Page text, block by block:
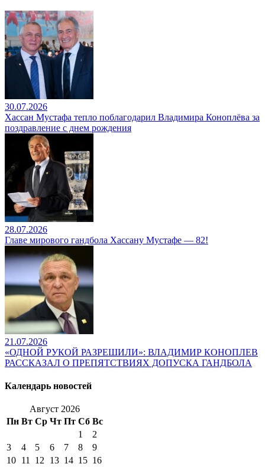
30.07.2026
Хассан Мустафа тепло поблагодарил Владимира Коноплёва за
поздравление с днем рождения
28.07.2026
Главе мирового гандбола Хассану Мустафе — 82!
21.07.2026
«ОДНОЙ РУКОЙ РАЗРЕШИЛИ»: ВЛАДИМИР КОНОПЛЕВ
РАССКАЗАЛ О ПРЕПЯТСТВИЯХ ДОПУСКА ГАНДБОЛА
Календарь новостей
Август 2026
Пн Вт Ср Чт Пт Сб Вс
1
2
3
4 5 6 7 8
9
10 11 12 13 14 15 16